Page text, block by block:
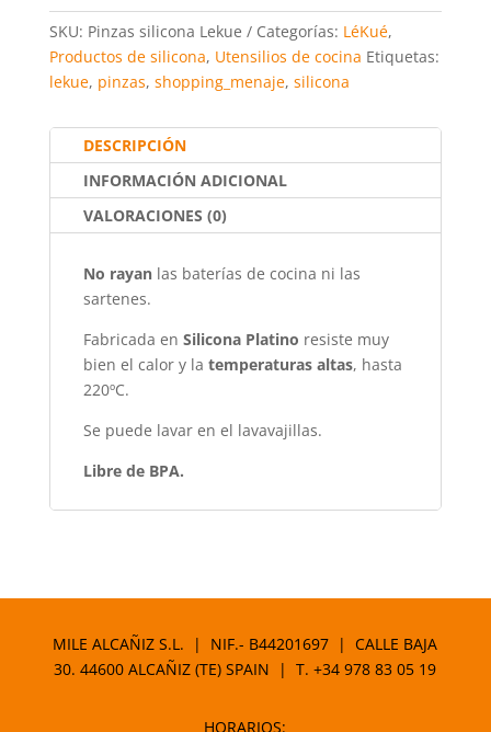
c
e
b
o
o
k
itt
er
ai
l
at
s
A
p
p
er
e
st
m
p
ar
tir
SKU: Pinzas silicona Lekue Categorías: LéKué,
Productos de silicona, Utensilios de cocina Etiquetas:
lekue, pinzas, shopping_menaje, silicona
DESCRIPCIÓN
INFORMACIÓN ADICIONAL
VALORACIONES (0)
No rayanlas baterías de cocina ni las
sartenes.
Fabricada en Silicona Platino resiste muy
bien el calor y la temperaturas altas, hasta
220ºC.
Se puede lavar en el lavavajillas.
Libre de BPA.
MILE ALCAÑIZ S.L. | NIF.- B44201697 | CALLE BAJA
30. 44600 ALCAÑIZ (TE) SPAIN | T.+34 978 83 05 19
HORARIOS: